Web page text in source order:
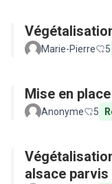
Marie-Pierre 5
Mise en
Anonyme 5
alsace